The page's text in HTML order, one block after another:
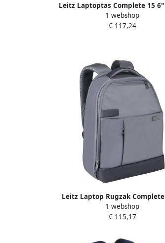
Leitz Laptoptas Complete 15
Blauw
1 webshop
€ 117,24
Leitz Laptop Rugzak
Smart Grijs
1 webshop
€ 115,17